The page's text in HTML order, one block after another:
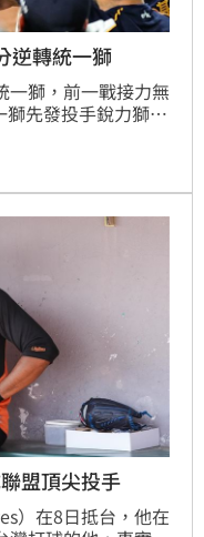
逆轉統一獅
一獅，前一戰接力無
獅先發投手銳力獅
單局海灌6分直接
盟頂尖投手
）在8日抵台，他在